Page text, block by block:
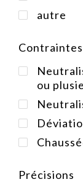
autre
Contraintes
ou
Précisions